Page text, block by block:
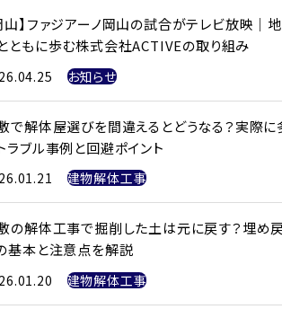
山】ファジアーノ岡山の試合がテレビ放映｜地
ともに歩む株式会社ACTIVEの取り組み
お知らせ
で解体屋選びを間違えるとどうなる？実際に
ラブル事例と回避ポイント
建物解体工事
の解体工事で掘削した土は元に戻す？埋め
基本と注意点を解説
建物解体工事